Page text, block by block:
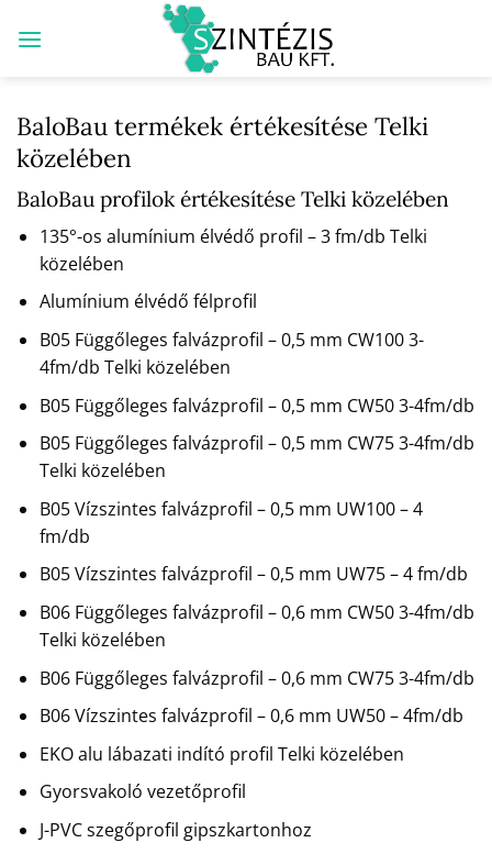
BaloBau termékek értékesítése Telki
közelében
BaloBau profilok értékesítése Telki közelében
135°-os alumínium élvédő profil – 3 fm/db Telki
közelében
Alumínium élvédő félprofil
B05 Függőleges falvázprofil – 0,5 mm CW100 3-
4fm/db Telki közelében
B05 Függőleges falvázprofil – 0,5 mm CW50 3-4fm/db
B05 Függőleges falvázprofil – 0,5 mm CW75 3-4fm/db
Telki közelében
B05 Vízszintes falvázprofil – 0,5 mm UW100 – 4
fm/db
B05 Vízszintes falvázprofil – 0,5 mm UW75 – 4 fm/db
B06 Függőleges falvázprofil – 0,6 mm CW50 3-4fm/db
Telki közelében
B06 Függőleges falvázprofil – 0,6 mm CW75 3-4fm/db
B06 Vízszintes falvázprofil – 0,6 mm UW50 – 4fm/db
EKO alu lábazati indító profil Telki közelében
Gyorsvakoló vezetőprofil
J-PVC szegőprofil gipszkartonhoz